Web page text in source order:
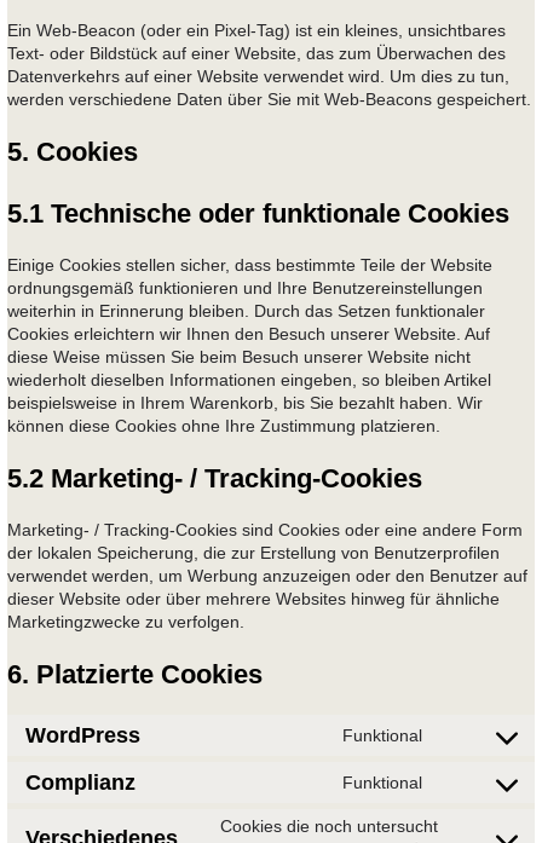
Ein Web-Beacon (oder ein Pixel-Tag) ist ein kleines, unsichtbares
Text- oder Bildstück auf einer Website, das zum Überwachen des
Datenverkehrs auf einer Website verwendet wird. Um dies zu tun,
werden verschiedene Daten über Sie mit Web-Beacons gespeichert.
5. Cookies
5.1 Technische oder funktionale Cookies
Einige Cookies stellen sicher, dass bestimmte Teile der Website
ordnungsgemäß funktionieren und Ihre Benutzereinstellungen
weiterhin in Erinnerung bleiben. Durch das Setzen funktionaler
Cookies erleichtern wir Ihnen den Besuch unserer Website. Auf
diese Weise müssen Sie beim Besuch unserer Website nicht
wiederholt dieselben Informationen eingeben, so bleiben Artikel
beispielsweise in Ihrem Warenkorb, bis Sie bezahlt haben. Wir
können diese Cookies ohne Ihre Zustimmung platzieren.
5.2 Marketing- / Tracking-Cookies
Marketing- / Tracking-Cookies sind Cookies oder eine andere Form
der lokalen Speicherung, die zur Erstellung von Benutzerprofilen
verwendet werden, um Werbung anzuzeigen oder den Benutzer auf
dieser Website oder über mehrere Websites hinweg für ähnliche
Marketingzwecke zu verfolgen.
6. Platzierte Cookies
WordPress Funktional
Consent
Complianz Funktional
Consent
Verschiedenes
Cookies die noch untersucht